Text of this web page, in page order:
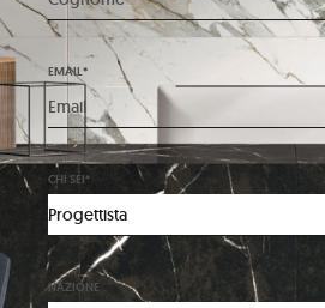
EMAIL*
CHI SEI*
NAZIONE